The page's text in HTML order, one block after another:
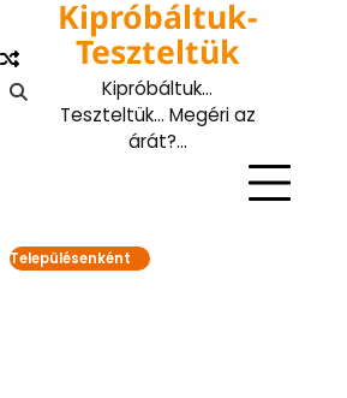
content
Kipróbáltuk-
Teszteltük
Kipróbáltuk…
Teszteltük… Megéri az
árát?…
Településenként